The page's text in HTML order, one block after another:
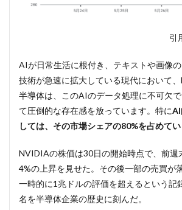
引
AIが日常生活に根付き、テキストや画像
技術が急速に拡大している現代において
半導体は、このAIのデータ処理に不可欠
て圧倒的な存在感を放っています。特に
しては、その市場シェアの80%を占めて
NVIDIAの株価は30日の開始時点で、前週
4%の上昇を見せた。その後一部の売買が
一時的に1兆ドルの評価を超えるという記
名を半導体企業の歴史に刻んだ。